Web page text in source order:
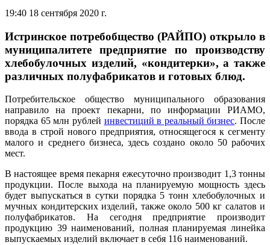
19:40 18 сентября 2020 г.
Истринское потребобщество (РАЙПО) открыло в
муниципалитете предприятие по производству
хлебобулочных изделий, «кондитерки», а также
различных полуфабрикатов и готовых блюд.
Потребительское общество муниципального образования
направило на проект пекарни, по информации РИАМО,
порядка 65 млн рублей инвестиций в реальный бизнес. После
ввода в строй нового предприятия, относящегося к сегменту
малого и среднего бизнеса, здесь создано около 50 рабочих
мест.
В настоящее время пекарня ежесуточно производит 1,3 тонны
продукции. После выхода на планируемую мощность здесь
будет выпускаться в сутки порядка 5 тонн хлебобулочных и
мучных кондитерских изделий, также около 500 кг салатов и
полуфабрикатов. На сегодня предприятие производит
продукцию 39 наименований, полная планируемая линейка
выпускаемых изделий включает в себя 116 наименований.